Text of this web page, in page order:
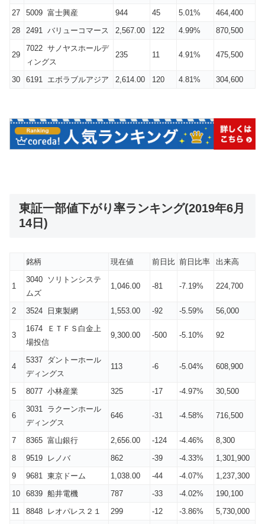
27
5009 富士興産 944 45 5.01%
464,400
28
2491 バリューコマース 2,567.00 122 4.99% 870,500
29
7022 サノヤスホールデ
ィングス
235 11 4.91% 475,500
30 6191 エボラブルアジア 2,614.00 120 4.81% 304,600
東証一部値下がり率ランキング(2019年6月
14日)
銘柄 現在値 前日比 前日比率 出来高
1
3040 ソリトンシステ
ムズ
1,046.00 -81 -7.19% 224,700
2 3524 日東製網 1,553.00 -92 -5.59% 56,000
3
1674 ＥＴＦＳ白金上
場投信
9,300.00 -500 -5.10% 92
4
5337 ダントーホール
ディングス
113 -6 -5.04% 608,900
5 8077 小林産業 325 -17 -4.97% 30,500
6
3031 ラクーンホール
ディングス
646 -31 -4.58% 716,500
7 8365 富山銀行 2,656.00 -124 -4.46%
8,300
8
9519 レノバ 862 -39 -4.33%
1,301,900
9
9681 東京ドーム 1,038.00 -44 -4.07%
1,237,300
10
6839 船井電機 787 -33 -4.02%
190,100
11
8848 レオパレス２１ 299 -12 -3.86% 5,730,000